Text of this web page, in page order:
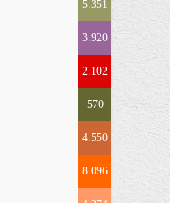
5.351
3.920
2.102
570
4.550
8.096